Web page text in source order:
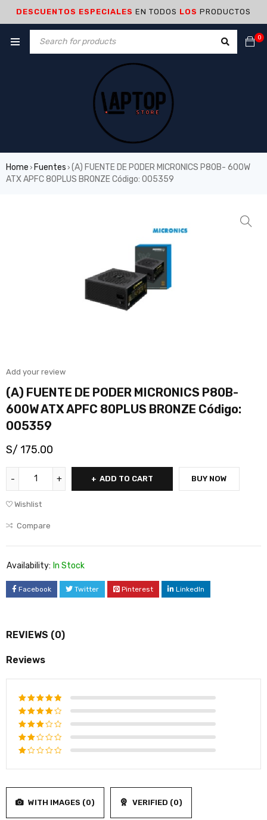
DESCUENTOS ESPECIALES EN TODOS LOS PRODUCTOS
0
Home › Fuentes › (A) FUENTE DE PODER MICRONICS P80B- 600W
ATX APFC 80PLUS BRONZE Código: 005359
Add your review
(A) FUENTE DE PODER MICRONICS P80B-
600W ATX APFC 80PLUS BRONZE Código:
005359
S/ 175.00
ADD TO CART BUY NOW
Wishlist
Compare
Availability: In Stock
Facebook Twitter Pinterest LinkedIn
REVIEWS (0)
Reviews
Rated 5
out of 5
Rated
4out
of 5
Rated
3out
Rated
Rated
out
5 WITH IMAGES (0) VERIFIED (0)